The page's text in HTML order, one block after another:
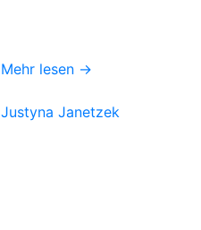
Mehr lesen →
Justyna Janetzek